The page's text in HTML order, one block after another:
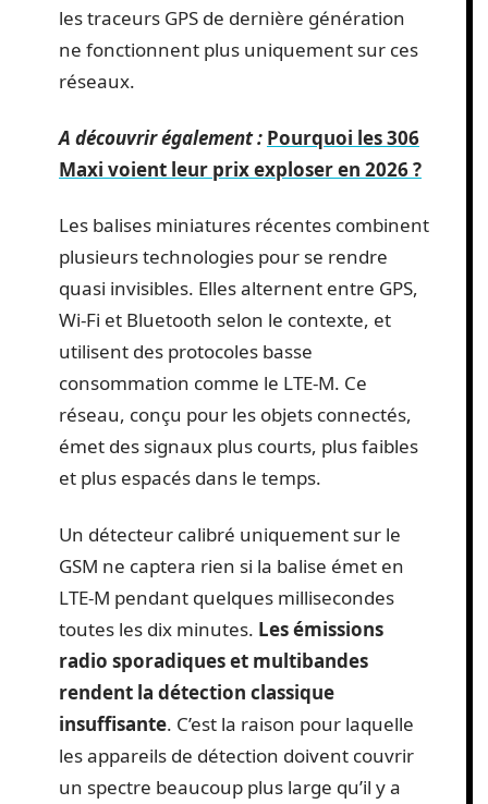
les traceurs GPS de dernière génération
ne fonctionnent plus uniquement sur ces
réseaux.
A découvrir également : Pourquoi les 306
Maxi voient leur prix exploser en 2026 ?
Les balises miniatures récentes combinent
plusieurs technologies pour se rendre
quasi invisibles. Elles alternent entre GPS,
Wi-Fi et Bluetooth selon le contexte, et
utilisent des protocoles basse
consommation comme le LTE-M. Ce
réseau, conçu pour les objets connectés,
émet des signaux plus courts, plus faibles
et plus espacés dans le temps.
Un détecteur calibré uniquement sur le
GSM ne captera rien si la balise émet en
LTE-M pendant quelques millisecondes
toutes les dix minutes. Les émissions
radio sporadiques et multibandes
rendent la détection classique
insuffisante. C’est la raison pour laquelle
les appareils de détection doivent couvrir
un spectre beaucoup plus large qu’il y a